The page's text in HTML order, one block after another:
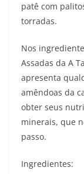
patê com
torradas.
Nos
Assadas da A
apresenta
amêndoas da
obter seus
minerais, que
passo.
Ingredientes: